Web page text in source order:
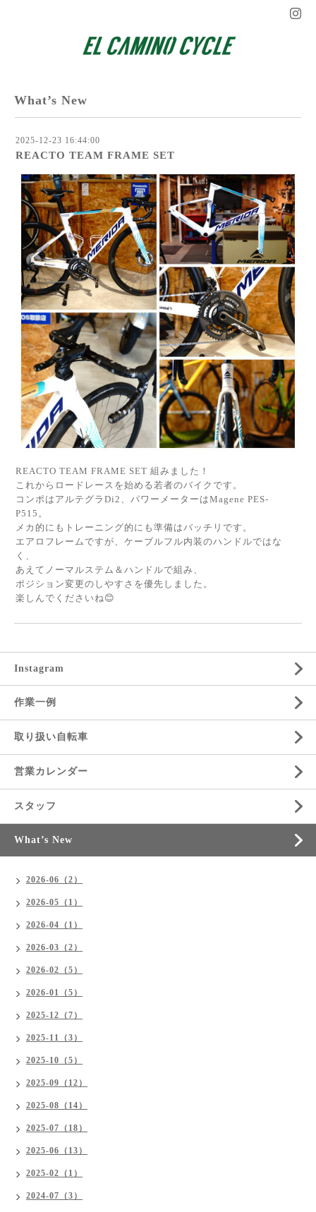
What’s New
2025-12-23 16:44:00
REACTO TEAM FRAME SET
REACTO TEAM FRAME SET 組みました！
これからロードレースを始める若者のバイクです。
コンポはアルテグラDi2、パワーメーターはMagene PES-
P515。
メカ的にもトレーニング的にも準備はバッチリです。
エアロフレームですが、ケーブルフル内装のハンドルではな
く、
あえてノーマルステム＆ハンドルで組み、
ポジション変更のしやすさを優先しました。
楽しんでくださいね😊
Instagram
作業一例
取り扱い自転車
営業カレンダー
スタッフ
What’s New
2026-06（2）
2026-05（1）
2026-04（1）
2026-03（2）
2026-02（5）
2026-01（5）
2025-12（7）
2025-11（3）
2025-10（5）
2025-09（12）
2025-08（14）
2025-07（18）
2025-06（13）
2025-02（1）
2024-07（3）